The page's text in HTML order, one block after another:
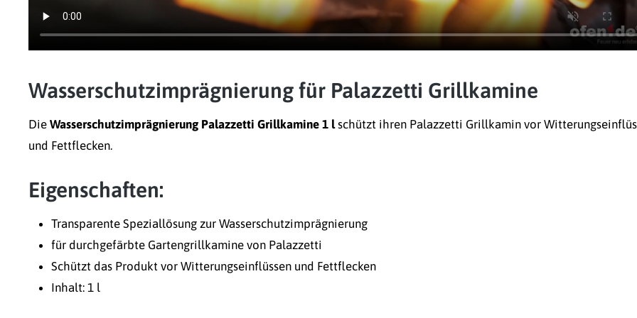
Wasserschutzimprägnierung für Palazzetti Grillkamine
Die Wasserschutzimprägnierung Palazzetti Grillkamine 1 lschützt ihren Palazzetti Grillkamin vor
und Fettflecken.
Eigenschaften:
Transparente Speziallösung zur Wasserschutzimprägnierung
für durchgefärbte Gartengrillkamine von Palazzetti
Schützt das Produkt vor Witterungseinflüssen und Fettflecken
Inhalt: 1 l